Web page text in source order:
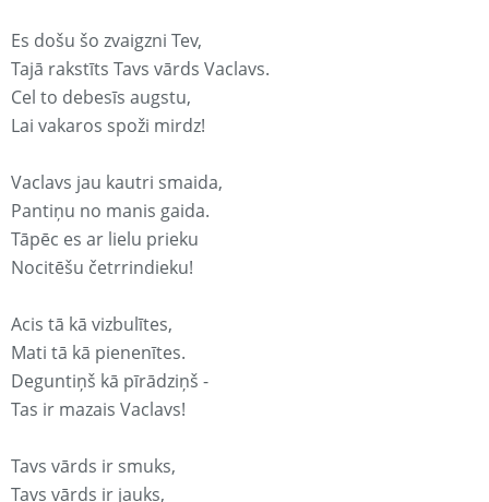
Es došu šo zvaigzni Tev,
Tajā rakstīts Tavs vārds Vaclavs.
Cel to debesīs augstu,
Lai vakaros spoži mirdz!
Vaclavs jau kautri smaida,
Pantiņu no manis gaida.
Tāpēc es ar lielu prieku
Nocitēšu četrrindieku!
Acis tā kā vizbulītes,
Mati tā kā pienenītes.
Deguntiņš kā pīrādziņš -
Tas ir mazais Vaclavs!
Tavs vārds ir smuks,
Tavs vārds ir jauks,